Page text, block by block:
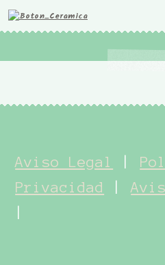
Aviso Legal
Privacidad
|